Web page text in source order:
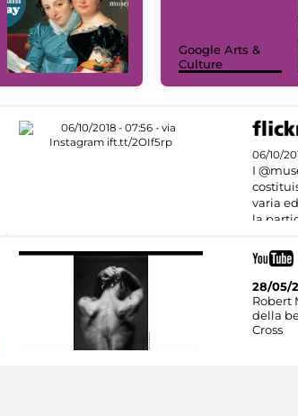
Google Arts &
Culture
06/10/
I
varia
la
28/05/
Robert
della
Cross